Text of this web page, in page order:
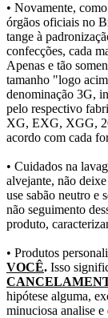
• Novamente,
órgãos oficiais no
tange à
confecções, cada
Apenas e tão
tamanho "logo
denominação 3G,
pelo respectivo
XG, EXG, XGG,
acordo com cada
• Cuidados na
alvejante, não
use sabão neutro e
não seguimento
produto,
• Produtos
VOCÊ. Isso
hipótese alguma,
minuciosa analise